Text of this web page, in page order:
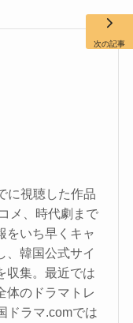
に視聴した作品
メ、時代劇まで
をいち早くキャ
、韓国公式サイ
収集。最近では
体のドラマトレ
ドラマ.comでは
次の記事